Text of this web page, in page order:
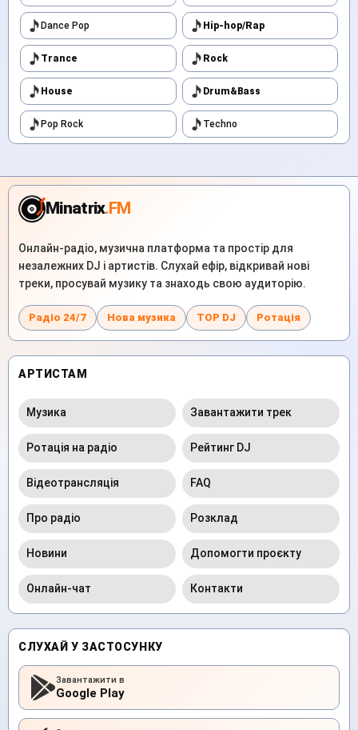
Dance Pop Hip-hop/Rap
Trance Rock
House Drum&Bass
Pop Rock Techno
Minatrix.FM
Онлайн-радіо, музична платформа та простір для
незалежних DJ і артистів. Слухай ефір, відкривай нові
треки, просувай музику та знаходь свою аудиторію.
Радіо 24/7 Нова музика TOP DJ Ротація
АРТИСТАМ
Музика Завантажити трек
Ротація на радіо Рейтинг DJ
Відеотрансляція FAQ
Про радіо Розклад
Новини Допомогти проєкту
Онлайн-чат Контакти
СЛУХАЙ У ЗАСТОСУНКУ
Завантажити в
Google Play